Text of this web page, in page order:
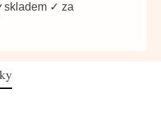
skladem ✓ za